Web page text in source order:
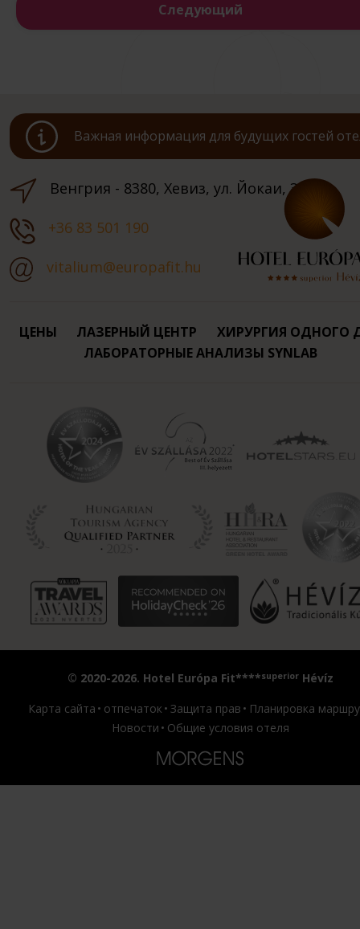
Следующий
Важная информация для будущих гостей
Венгрия - 8380, Хевиз, ул. Йокаи, 3.
+36 83 501 190
vitalium@europafit.hu
ЦЕНЫ ЛАЗЕРНЫЙ ЦЕНТР
ХИРУРГИЯ ОДНОГО
ЛАБОРАТОРНЫЕ АНАЛИЗЫ SYNLAB
© 2020-2026. Hotel Európa Fit****superior Hévíz
Карта сайта
отпечаток Защита прав
Планировка
Новости
Общие условия отеля